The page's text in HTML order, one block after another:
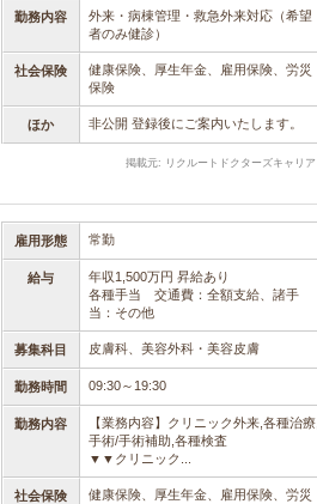
勤務内容
外来・病棟管理・救急外来対応（希望
者のみ健診）
社会保険
健康保険、厚生年金、雇用保険、労災
保険
ほか 非公開 登録後にご案内いたします。
掲載元: リクルートドクターズキャリア
雇用形態 常勤
給与
年収1,500万円 昇給あり
各種手当 交通費：全額支給、諸手
当：その他
募集科目 皮膚科、美容外科・美容皮膚
勤務時間 09:30～19:30
勤務内容
【業務内容】クリニック外来,各種治療,
手術/手術補助,各種検査
▼▼クリニック...
社会保険
健康保険、厚生年金、雇用保険、労災